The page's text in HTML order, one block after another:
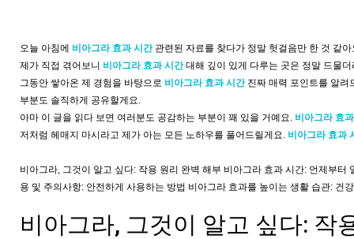
오늘 아침에 비아그라 효과 시간관련된 자료를 찾다가 정말 헛걸음만 한 것 같
제가 직접 겪어보니 비아그라 효과 시간대해 깊이 있게 다루는 곳은 정말 드물
그동안 쌓아온 제 경험을 바탕으로 비아그라 효과 시간진짜 매력 포인트를 알려
부분도 솔직하게 공유할게요.
아마 이 글을 읽다 보면 여러분도 공감하는 부분이 꽤 있을 거예요. 비아그라 효
저처럼 헤매지 마시라고 제가 아는 모든 노하우를 풀어드릴게요. 비아그라 효과
비아그라, 그것이 알고 싶다: 작용 원리 완벽 해부 비아그라 효과 시간: 언제부
용 및 주의사항: 안전하게 사용하는 방법 비아그라 효과를 높이는 생활 습관: 건
비아그라, 그것이 알고 싶다: 작